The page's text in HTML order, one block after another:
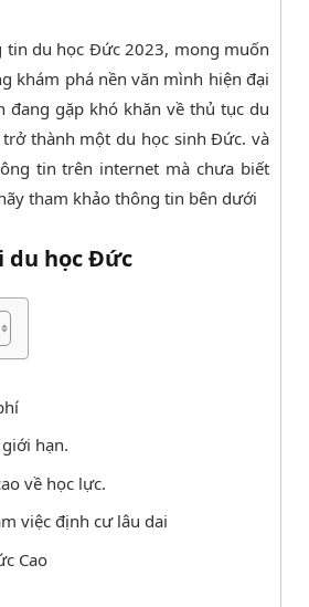
)
tin du học Đức 2023, mong muốn
khám phá nền văn mình hiện đại
đang gặp khó khăn về thủ tục du
thành một du học sinh Đức. và
tin trên internet mà chưa biết
tham khảo thông tin bên dưới
du học Đức
hạn.
về học lực.
việc định cư lâu dai
Cao